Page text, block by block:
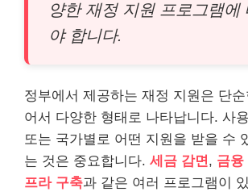
양한 재정 지원 프로그램에
야 합니다.
정부에서 제공하는 재정 지원은 단
어서 다양한 형태로 나타납니다. 사
또는 국가별로 어떤 지원을 받을 수
는 것은 중요합니다. 세금 감면, 금융
프라 구축과 같은 여러 프로그램이